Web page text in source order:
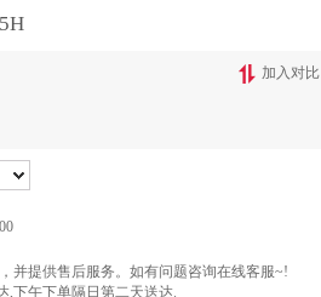
加入对比
并提供售后服务。如有问题咨询在线客服~!
,下午下单隔日第二天送达.